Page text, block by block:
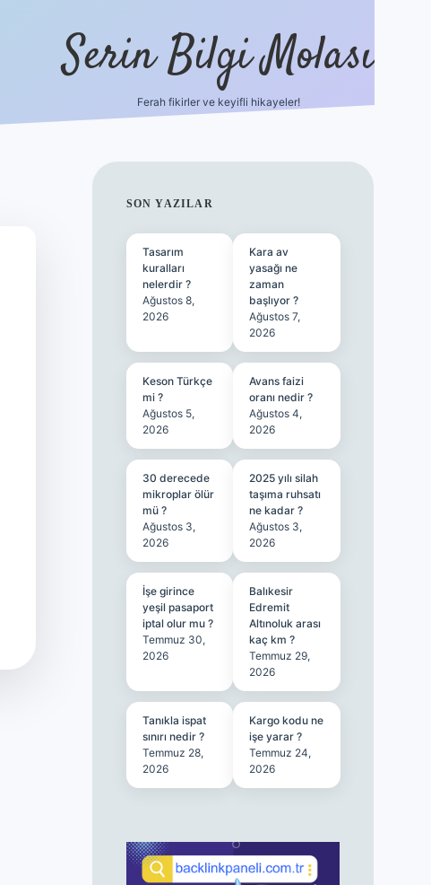
Serin Bilgi Molası
Ferah fikirler ve keyifli hikayeler!
SIDEBAR
SON YAZILAR
Tasarım
kuralları
nelerdir ?
Ağustos 8,
2026
Kara av
yasağı ne
zaman
başlıyor ?
Ağustos 7,
2026
Keson Türkçe
mi ?
Ağustos 5,
2026
Avans faizi
oranı nedir ?
Ağustos 4,
2026
30 derecede
mikroplar ölür
mü ?
Ağustos 3,
2026
2025 yılı silah
taşıma ruhsatı
ne kadar ?
Ağustos 3,
2026
İşe girince
yeşil pasaport
iptal olur mu ?
Temmuz 30,
2026
Balıkesir
Edremit
Altınoluk arası
kaç km ?
Temmuz 29,
2026
Tanıkla ispat
sınırı nedir ?
Temmuz 28,
2026
Kargo kodu ne
işe yarar ?
Temmuz 24,
2026
tulipbet sitesi